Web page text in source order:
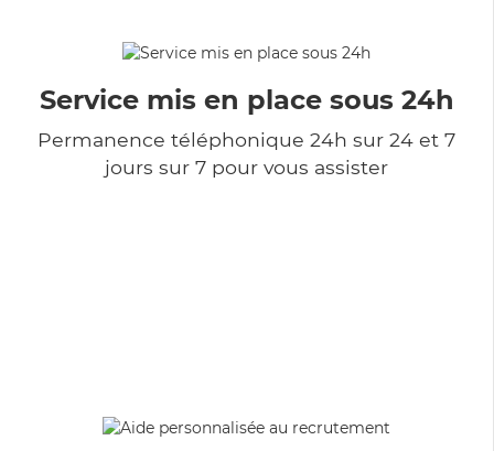
Service mis en place sous 24h
Permanence téléphonique 24h sur 24 et 7
jours sur 7 pour vous assister